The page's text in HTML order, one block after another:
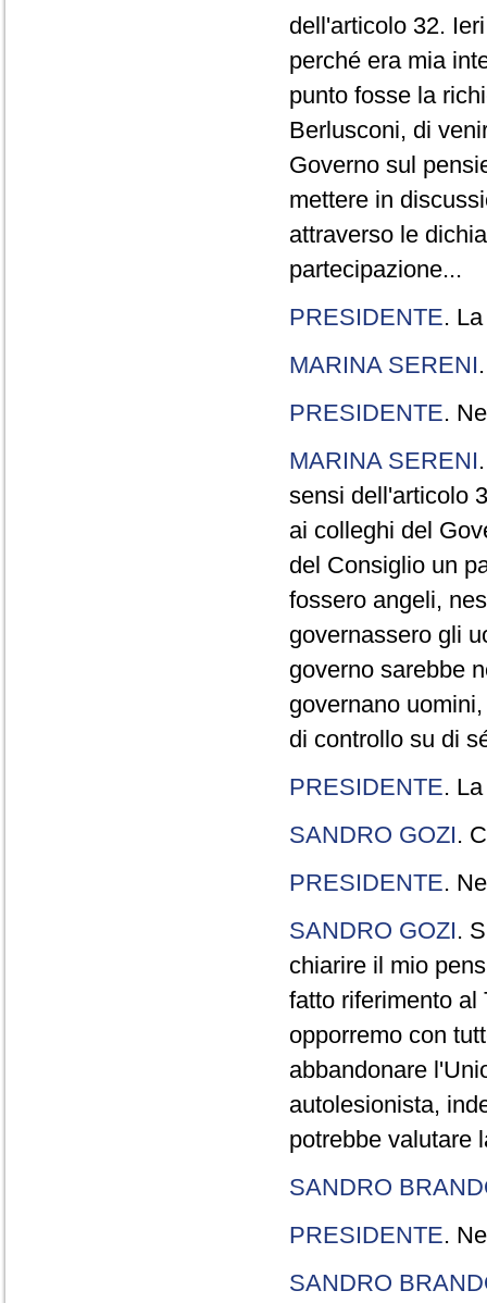
dell'articolo 32.
perché era mia
punto fosse la
Berlusconi, di
Governo sul
mettere in
attraverso le
partecipazione...
PRESIDENTE.
MARINA SERENI
PRESIDENTE.
MARINA SERENI
sensi dell'articolo
ai colleghi del
del Consiglio un
fossero angeli,
governassero gli
governo sarebbe
governano
di controllo su di
PRESIDENTE.
SANDRO GOZI.
PRESIDENTE.
SANDRO GOZI.
chiarire il mio
fatto riferimento al
opporremo con
abbandonare
autolesionista,
potrebbe valutare
SANDRO
PRESIDENTE.
SANDRO